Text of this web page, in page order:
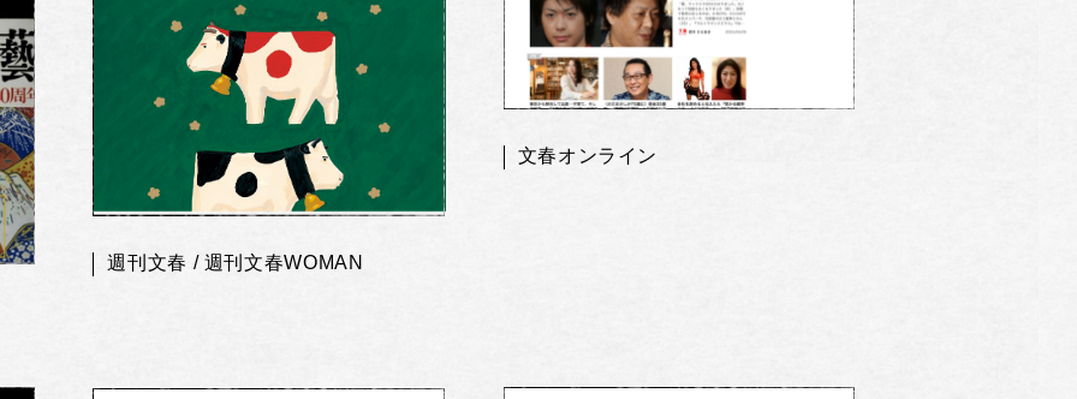
週刊文春 / 週刊文春WOMAN
文春オンライン